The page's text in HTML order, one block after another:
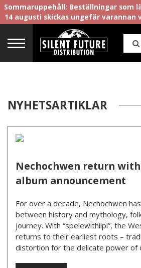
Sommaruppehåll: Beställningar som
14 augusti skickas ungefär varannan
NYHETSARTIKLAR
Nechochwen return
album announcement
For over a decade, Nechochwen
between history and mythology,
journey. With “spelewithiipi”, the
returns to their earliest roots –
distortion for the delicate power of